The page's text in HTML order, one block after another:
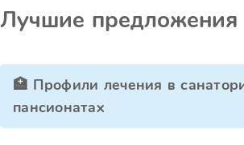
Лучшие предложения
🏥 Профили лечения в
пансионатах